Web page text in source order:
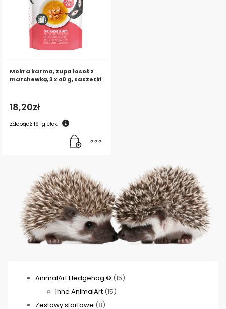
Mokra karma, zupa łosoś z
marchewką, 3 x 40 g, saszetki
18,20zł
Zdobądź 19 Igiełek.
AnimalArt Hedgehog © 1515
Inne AnimalArt 1515
Zestawy startowe 88